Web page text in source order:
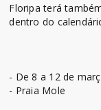
Floripa terá
dentro do
- De 8 a 12 de
- Praia Mole